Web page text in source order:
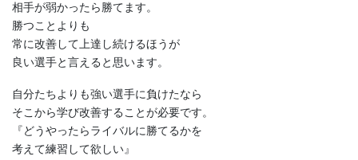
相手が弱かったら勝てます。
勝つことよりも
常に改善して上達し続けるほうが
良い選手と言えると思います。
自分たちよりも強い選手に負けたなら
そこから学び改善することが必要です。
『どうやったらライバルに勝てるかを
考えて練習して欲しい』